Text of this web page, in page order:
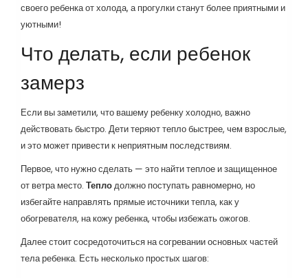
своего ребенка от холода, а прогулки станут более приятными и
уютными!
Что делать, если ребенок
замерз
Если вы заметили, что вашему ребенку холодно, важно
действовать быстро. Дети теряют тепло быстрее, чем взрослые,
и это может привести к неприятным последствиям.
Первое, что нужно сделать — это найти теплое и защищенное
от ветра место. Теплодолжно поступать равномерно, но
избегайте направлять прямые источники тепла, как у
обогревателя, на кожу ребенка, чтобы избежать ожогов.
Далее стоит сосредоточиться на согревании основных частей
тела ребенка. Есть несколько простых шагов: